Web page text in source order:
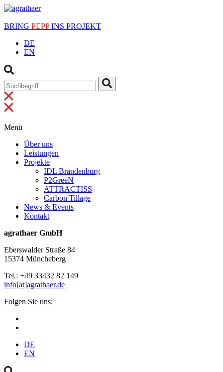
BRING PEPPINS PROJEKT
DE
EN
Menü
Über uns
Leistungen
Projekte
IDL Brandenburg
P2GreeN
ATTRACTISS
Carbon Tillage
News & Events
Kontakt
agrathaer GmbH
Eberswalder Straße 84
15374 Müncheberg
Tel.: +49 33432 82 149
info[at]agrathaer.de
Folgen Sie uns:
DE
EN